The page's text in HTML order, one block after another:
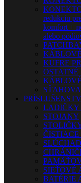
redukciu
komfort +
alebo
KUFRE
LADIČKY
STOJANY
ČISTIACE
SIEŤOVÉ
BATÉRIE